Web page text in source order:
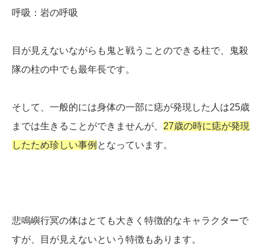
呼吸：岩の呼吸
目が見えないながらも鬼と戦うことのできる柱で、鬼殺
隊の柱の中でも最年長です。
そして、一般的には身体の一部に痣が発現した人は25歳
までは生きることができませんが、 27歳の時に痣が発現
したため珍しい事例 となっています。
悲鳴嶼行冥の体はとても大きく特徴的なキャラクターで
すが、目が見えないという特徴もあります。